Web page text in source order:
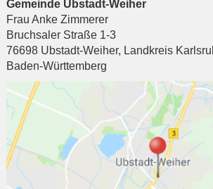
Gemeinde Ubstadt-Weiher
Frau Anke Zimmerer
Bruchsaler Straße 1-3
76698 Ubstadt-Weiher, Landkreis
Baden-Württemberg